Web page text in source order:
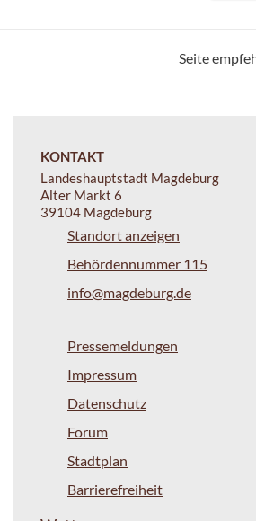
Seite
KONTAKT
Landeshauptstadt Magdeburg
Alter Markt 6
39104 Magdeburg
Standort anzeigen
Behördennummer 115
info@magdeburg.de
Pressemeldungen
Impressum
Datenschutz
Forum
Stadtplan
Barrierefreiheit